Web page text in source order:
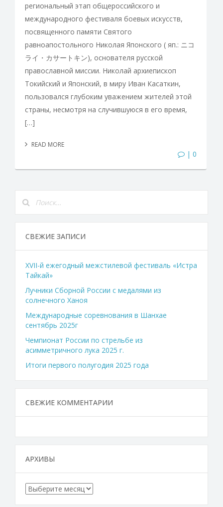
региональный этап общероссийского и
международного фестиваля боевых искусств,
посвященного памяти Святого
равноапостольного Николая Японского ( яп.: ニコ
ライ・カサートキン), основателя русской
православной миссии. Николай архиепископ
Токийский и Японский, в миру Иван Касаткин,
пользовался глубоким уважением жителей этой
страны, несмотря на случившуюся в его время,
[…]
READ MORE
| 0
СВЕЖИЕ ЗАПИСИ
XVII-й ежегодный межстилевой фестиваль «Истра
Тайкай»
Лучники Сборной России с медалями из
солнечного Ханоя
Международные соревнования в Шанхае
сентябрь 2025г
Чемпионат России по стрельбе из
асимметричного лука 2025 г.
Итоги первого полугодия 2025 года
СВЕЖИЕ КОММЕНТАРИИ
АРХИВЫ
Архивы